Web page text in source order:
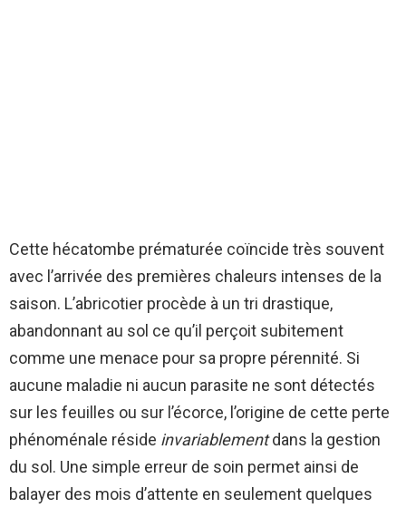
Cette hécatombe prématurée coïncide très souvent
avec l’arrivée des premières chaleurs intenses de la
saison. L’abricotier procède à un tri drastique,
abandonnant au sol ce qu’il perçoit subitement
comme une menace pour sa propre pérennité. Si
aucune maladie ni aucun parasite ne sont détectés
sur les feuilles ou sur l’écorce, l’origine de cette perte
phénoménale réside invariablementdans la gestion
du sol. Une simple erreur de soin permet ainsi de
balayer des mois d’attente en seulement quelques